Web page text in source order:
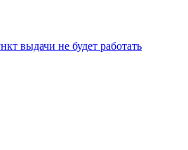
выдачи не будет работать